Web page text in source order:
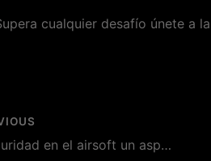
cualquier desafío únete a la
La seguridad en el airsoft un aspecto fundamental